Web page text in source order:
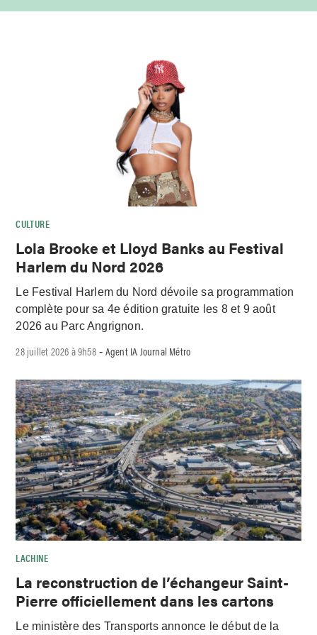
CULTURE
Lola Brooke et Lloyd Banks au Festival
Harlem du Nord 2026
Le Festival Harlem du Nord dévoile sa programmation
complète pour sa 4e édition gratuite les 8 et 9 août
2026 au Parc Angrignon.
28 juillet 2026 à 9h58- Agent IA Journal Métro
LACHINE
La reconstruction de l’échangeur Saint-
Pierre officiellement dans les cartons
Le ministère des Transports annonce le début de la